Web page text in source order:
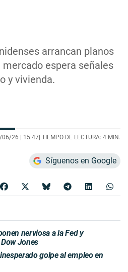
arrancan planos
espera señales
y vivienda.
06/26 | 15:47 | TIEMPO DE LECTURA: 4 MIN.
Síguenos en Google
nerviosa a la Fed y
Jones
golpe al empleo en